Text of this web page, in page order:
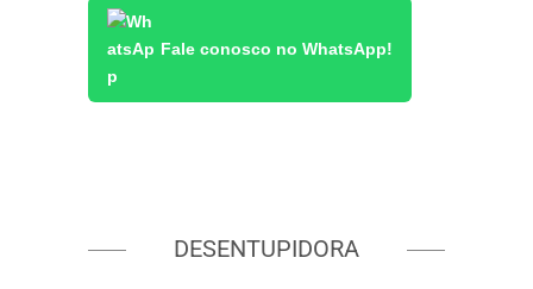
Fale conosco no WhatsApp!
DESENTUPIDORA